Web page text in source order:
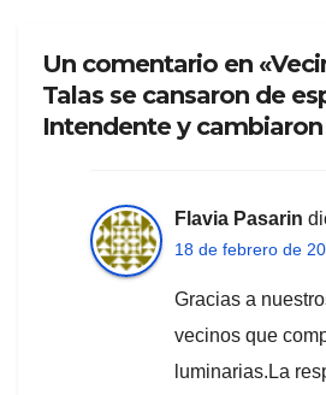
Un comentario en
Talas se cansaron de
Intendente y cambiaron
Flavia Pasarin
18 de febrero de
Gracias a
vecinos que
luminarias.La